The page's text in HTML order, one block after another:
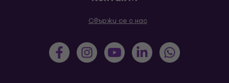
Свържи се с нас